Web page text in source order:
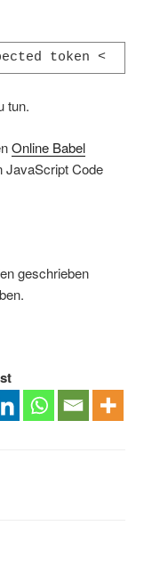
token <
tun.
Online Babel
JavaScript Code
geschrieben